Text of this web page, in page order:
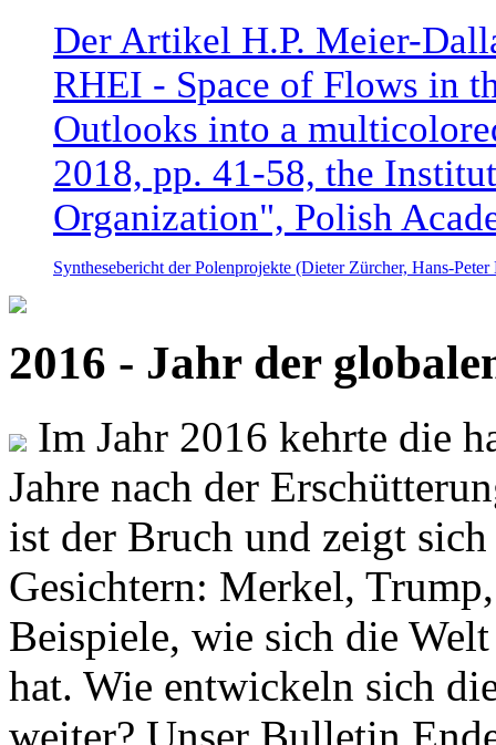
Der Artikel H.P. Meier-
RHEI - Space of Flows in
Outlooks into a
2018, pp. 41-58, the
Organization", Polish
Synthesebericht der Polenprojekte (Dieter Zürcher, Hans-
2016 - Jahr der
Im Jahr 2016 kehrte die
Jahre nach der
ist der Bruch und zeigt
Gesichtern: Merkel,
Beispiele, wie sich die
hat. Wie entwickeln sich
weiter? Unser Bulletin